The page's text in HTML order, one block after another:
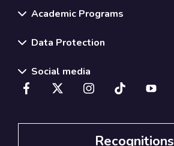
Academic Programs
Data Protection
Social media
Recognitions